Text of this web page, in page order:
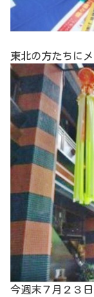
東北の方たちに
今週末７月２３